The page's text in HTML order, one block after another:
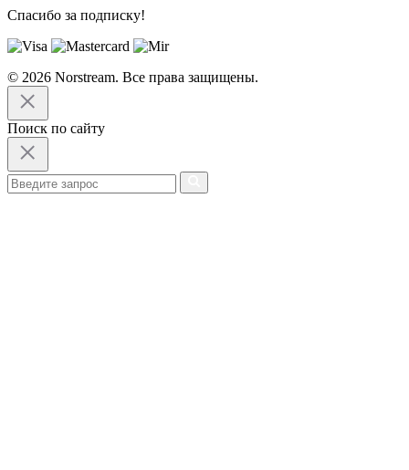
Спасибо за подписку!
© 2026 Norstream. Все права защищены.
Поиск по сайту